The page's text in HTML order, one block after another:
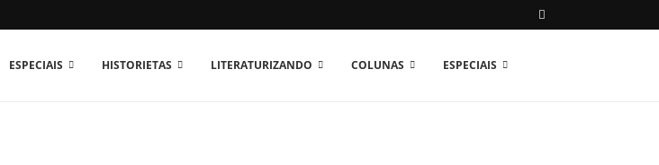
ESPECIAIS HISTORIETAS LITERATURIZANDO COLUNAS ESPECIAIS